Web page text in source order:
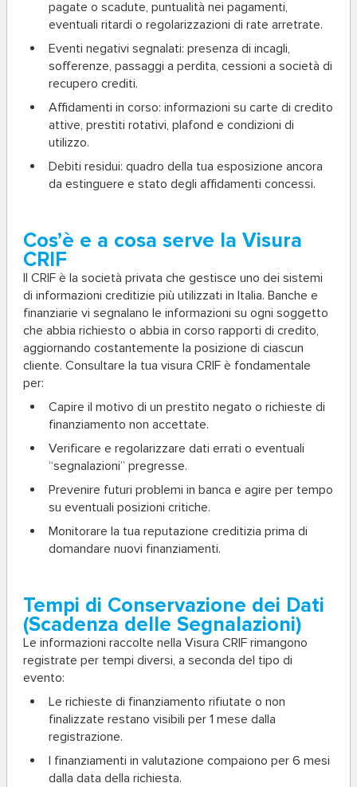
pagate o scadute, puntualità nei pagamenti,
eventuali ritardi o regolarizzazioni di rate arretrate.
Eventi negativi segnalati: presenza di incagli,
sofferenze, passaggi a perdita, cessioni a società di
recupero crediti.
Affidamenti in corso: informazioni su carte di credito
attive, prestiti rotativi, plafond e condizioni di
utilizzo.
Debiti residui: quadro della tua esposizione ancora
da estinguere e stato degli affidamenti concessi.
Cos’è e a cosa serve la Visura
CRIF
Il CRIF è la società privata che gestisce uno dei sistemi
di informazioni creditizie più utilizzati in Italia. Banche e
finanziarie vi segnalano le informazioni su ogni soggetto
che abbia richiesto o abbia in corso rapporti di credito,
aggiornando costantemente la posizione di ciascun
cliente. Consultare la tua visura CRIF è fondamentale
per:
Capire il motivo di un prestito negato o richieste di
finanziamento non accettate.
Verificare e regolarizzare dati errati o eventuali
“segnalazioni” pregresse.
Prevenire futuri problemi in banca e agire per tempo
su eventuali posizioni critiche.
Monitorare la tua reputazione creditizia prima di
domandare nuovi finanziamenti.
Tempi di Conservazione dei Dati
(Scadenza delle Segnalazioni)
Le informazioni raccolte nella Visura CRIF rimangono
registrate per tempi diversi, a seconda del tipo di
evento:
Le richieste di finanziamento rifiutate o non
finalizzate restano visibili per 1 mese dalla
registrazione.
I finanziamenti in valutazione compaiono per 6 mesi
dalla data della richiesta.